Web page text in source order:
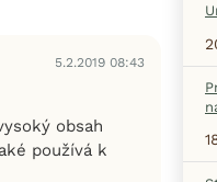
5.2.2019 08:43
obsah
používá k